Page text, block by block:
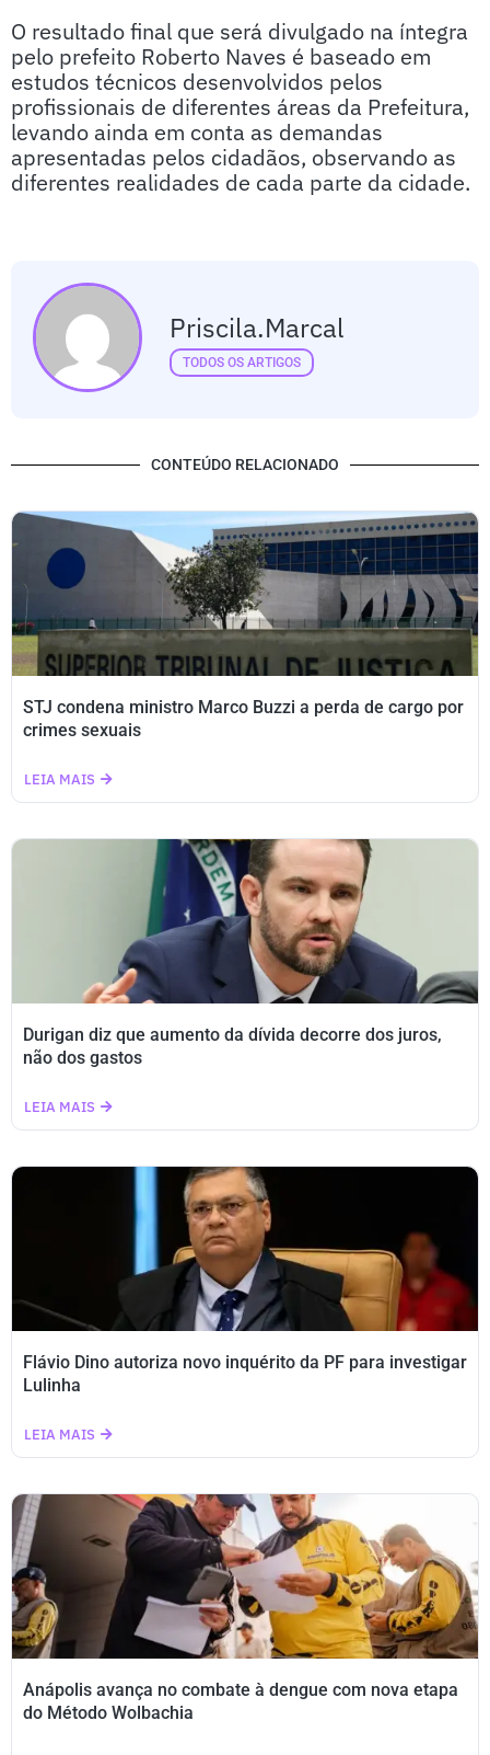
O resultado final que será divulgado na íntegra
pelo prefeito Roberto Naves é baseado em
estudos técnicos desenvolvidos pelos
profissionais de diferentes áreas da Prefeitura,
levando ainda em conta as demandas
apresentadas pelos cidadãos, observando as
diferentes realidades de cada parte da cidade.
Priscila.marcal
TODOS OS ARTIGOS
CONTEÚDO RELACIONADO
STJ condena ministro Marco Buzzi a perda de cargo por
crimes sexuais
LEIA MAIS
Durigan diz que aumento da dívida decorre dos juros,
não dos gastos
LEIA MAIS
Flávio Dino autoriza novo inquérito da PF para investigar
Lulinha
LEIA MAIS
Anápolis avança no combate à dengue com nova etapa
do Método Wolbachia